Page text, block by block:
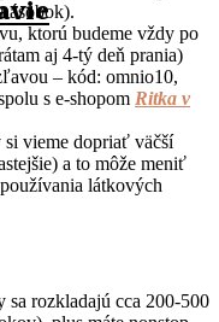
ktorú budeme vždy po
aj 4-tý deň prania)
– kód: omnio10,
s e-shopom Ritka v
si vieme dopriať väčší
a to môže meniť
látkových
sa rozkladajú cca 200-500